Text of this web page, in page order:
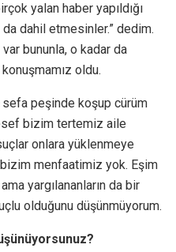
yalan haber yapıldığı
dahil etmesinler.” dedim.
bununla, o kadar da
oldu.
peşinde koşup cürüm
bizim tertemiz aile
onlara yüklenmeye
bizim menfaatimiz yok. Eşim
yargılananların da bir
olduğunu düşünmüyorum.